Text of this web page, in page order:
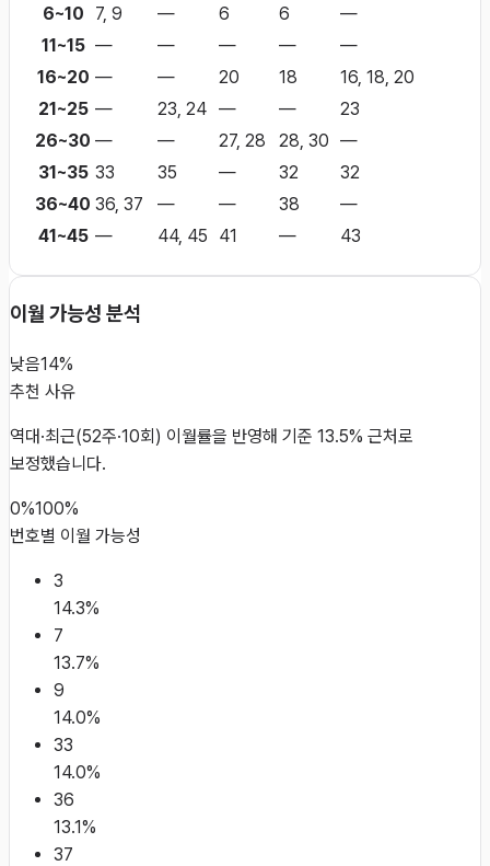
6~10
7, 9 — 6 6
—
11~15 — — — —
—
16~20 — — 20 18
16, 18, 20
21~25 — 23, 24 — —
23
26~30 — — 27, 28 28, 30 —
31~35 33 35 — 32
32
36~40 36, 37 — — 38
—
41~45 — 44, 45 41 — 43
이월 가능성 분석
낮음14%
추천 사유
역대·최근(52주·10회) 이월률을 반영해 기준 13.5% 근처로
보정했습니다.
0%100%
번호별 이월 가능성
3
14.3%
7
13.7%
9
14.0%
33
14.0%
36
13.1%
37